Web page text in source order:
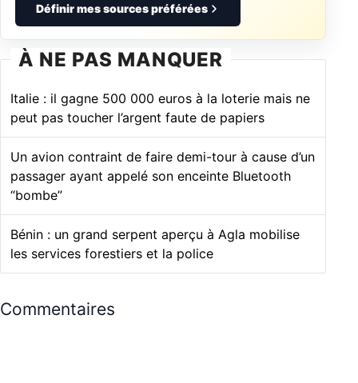
Définir mes sources préférées
À NE PAS MANQUER
Italie : il gagne 500 000 euros à la loterie mais ne
peut pas toucher l’argent faute de papiers
Un avion contraint de faire demi-tour à cause d’un
passager ayant appelé son enceinte Bluetooth
“bombe”
Bénin : un grand serpent aperçu à Agla mobilise
les services forestiers et la police
Commentaires